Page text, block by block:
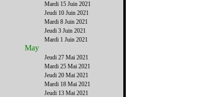
Mardi 15 Juin 2021
Jeudi 10 Juin 2021
Mardi 8 Juin 2021
Jeudi 3 Juin 2021
Mardi 1 Juin 2021
May
Jeudi 27 Mai 2021
Mardi 25 Mai 2021
Jeudi 20 Mai 2021
Mardi 18 Mai 2021
Jeudi 13 Mai 2021